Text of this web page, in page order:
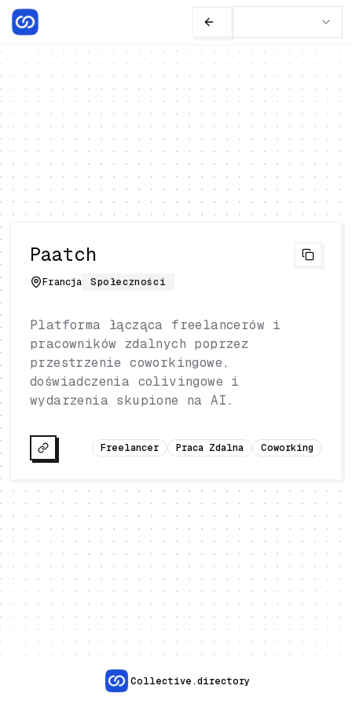
Paatch
Francja Społeczności
Platforma łącząca freelancerów i
pracowników zdalnych poprzez
przestrzenie coworkingowe,
doświadczenia colivingowe i
wydarzenia skupione na AI.
Freelancer Praca Zdalna Coworking
Collective.directory